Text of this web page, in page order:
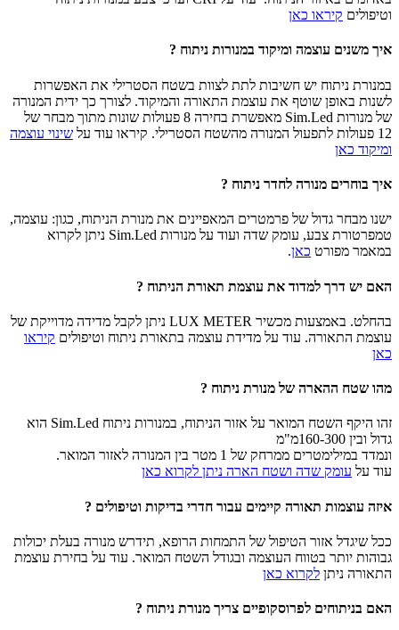
וטיפולים קיראו כאן
איך משנים עוצמה ומיקוד במנורות ניתוח ?
במנורת ניתוח יש חשיבות לתת לצוות בשטח הסטרילי את האפשרות
לשנות באופן שוטף את עוצמת התאורה והמיקוד. לצורך כך ידית המנורה
של מנורות Sim.Led מאפשרת בחירה 8 פעולות שונות מתוך מבחר של
12 פעולות לתפעול המנורה מהשטח הסטרילי. קיראו עוד על
שינוי עוצמה
ומיקוד כאן
איך בוחרים מנורה לחדר ניתוח ?
ישנו מבחר גדול של פרמטרים המאפיינים את מנורת הניתוח, כגון: עוצמה,
טמפרטורת צבע, עומק שדה ועוד על מנורות Sim.Led ניתן לקרוא
במאמר מפורט כאן.
האם יש דרך למדוד את עוצמת תאורת הניתוח ?
בהחלט. באמצעות מכשיר LUX METER ניתן לקבל מדידה מדוייקת של
עוצמת התאורה. עוד על מדידת עוצמה בתאורת ניתוח וטיפולים קיראו
כאן
מהו שטח ההארה של מנורת ניתוח ?
זהו היקף השטח המואר על אזור הניתוח, במנורות ניתוח Sim.Led הוא
גדול ובין 160-300מ"מ
ונמדד במילימטרים ממרחק של 1 מטר בין המנורה לאזור המואר.
עוד על עומק שדה ושטח הארה ניתן לקרוא כאן
איזה עוצמות תאורה קיימים עבור חדרי בדיקות וטיפולים ?
ככל שיגדל אזור הטיפול של התמחות הרופא, תידרש מנורה בעלת יכולות
גבוהות יותר בטווח העוצמה ובגודל השטח המואר. עוד על בחירת עוצמת
התאורה ניתן לקרוא כאן
האם בניתוחים לפרוסקופיים צריך מנורת ניתוח ?